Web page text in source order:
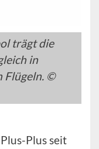
trägt die
in
Flügeln. ©
Plus seit